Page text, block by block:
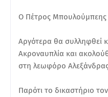
Ο Πέτρος Μπουλούμπεης
Αργότερα θα συλληφθεί
Ακροναυπλία και
στη λεωφόρο
Παρότι το δικαστήριο